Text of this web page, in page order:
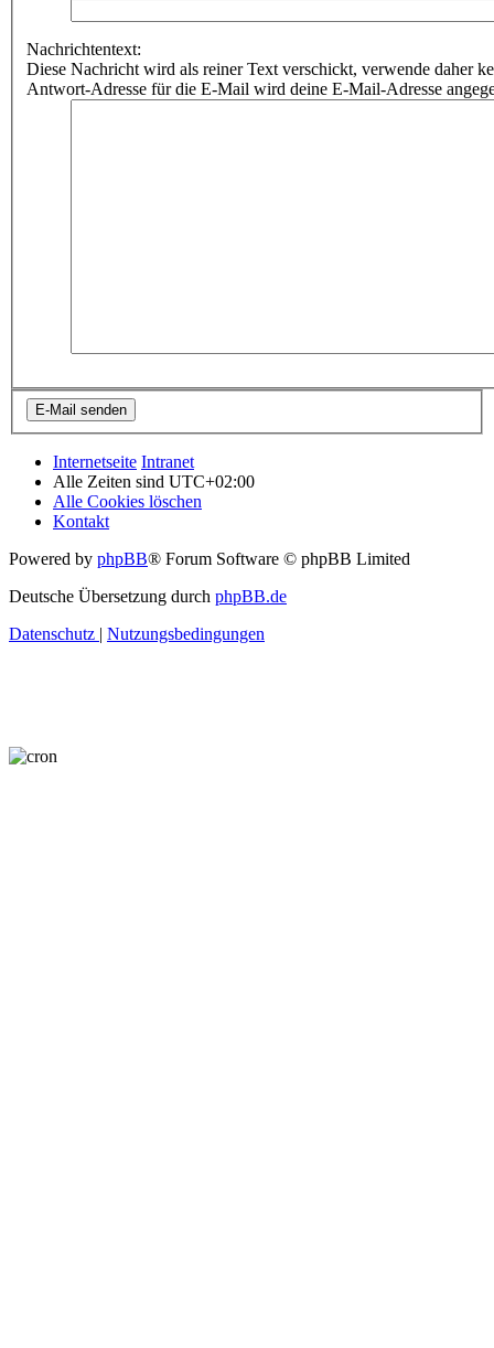
Nachrichtentext:
Diese Nachricht wird als reiner Text verschickt, verwende daher
Antwort-Adresse für die E-Mail wird deine E-Mail-Adresse
Internetseite Intranet
Alle Zeiten sind UTC+02:00
Alle Cookies löschen
Kontakt
Powered by phpBB® Forum Software © phpBB Limited
Deutsche Übersetzung durch phpBB.de
Datenschutz | Nutzungsbedingungen